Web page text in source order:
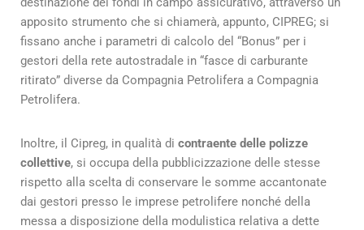
apposito strumento che si chiamerà, appunto, CIPREG; si
fissano anche i parametri di calcolo del “Bonus” per i
gestori della rete autostradale in “fasce di carburante
ritirato” diverse da Compagnia Petrolifera a Compagnia
Petrolifera.
Inoltre, il Cipreg, in qualità di contraente delle polizze
collettive, si occupa della pubblicizzazione delle stesse
rispetto alla scelta di conservare le somme accantonate
dai gestori presso le imprese petrolifere nonché della
messa a disposizione della modulistica relativa a dette